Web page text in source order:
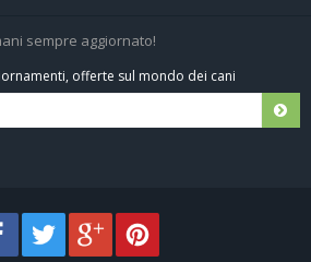
Tutti i cani iscritti
Negozio per cani
Spedizioni e resi
sempre aggiornato!
offerte sul mondo dei cani